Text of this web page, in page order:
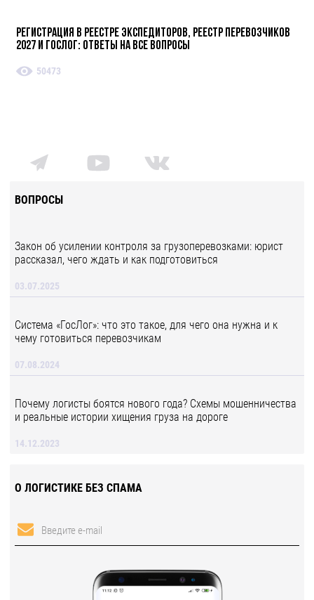
Регистрация в реестре экспедиторов, реестр перевозчиков
2027 и ГосЛог: ответы на все вопросы
50473
ВОПРОСЫ
Закон об усилении контроля за грузоперевозками: юрист
рассказал, чего ждать и как подготовиться
03.07.2025
Система «ГосЛог»: что это такое, для чего она нужна и к
чему готовиться перевозчикам
07.08.2024
Почему логисты боятся нового года? Схемы мошенничества
и реальные истории хищения груза на дороге
14.12.2023
О ЛОГИСТИКЕ БЕЗ СПАМА